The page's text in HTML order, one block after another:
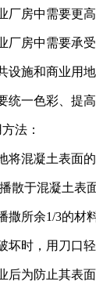
房中需要更高
房中需要承受
施和商业用地
一色彩、提高
法：
混凝土表面的
于混凝土表面
余1/3的材料
，用刀口轻
防止其表面